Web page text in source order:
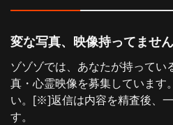
ョ
ン
変な写真、映像持ってませ
ゾゾゾでは、あなたが持ってい
真・心霊映像を募集しています
い。[※]返信は内容を精査後、
す。